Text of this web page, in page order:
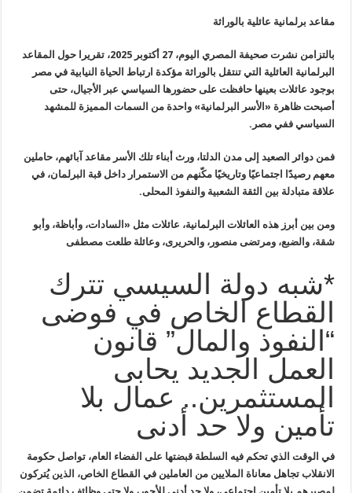
مقاعد برلمانية عائلية بالوراثة
بالتزامن
نشرت صحيفة المصري اليوم، 27 أكتوبر 2025، تقريرا حول المقاعد
البرلمانية العائلية التي تنتقل بالوراثة مؤكدة ارتباط الحياة النيابية في مصر
بوجود عائلات بعينها حافظت على حضورها السياسي عبر الأجيال، حتى
أصبحت ظاهرة « الأسر البرلمانية» واحدة من السمات المميزة للمشهد
السياسي ففي مصر .
فمن دوائر
الصعيد إلى مدن الدلتا، ورث أبناء تلك الأسر مقاعد آبائهم، حاملين
معهم رصيدًا اجتماعيًا وتاريخيًا مكّنهم من الاستمرار داخل قبة البرلمان، في
علاقة متبادلة بين الثقة الشعبية والنفوذ المحلى.
ومن بين أبرز هذه العائلات البرلمانية، عائلات مثل «السادات، وأباظة، وأبو
شقة، والضبع، ومرتضى منصور، والحريرى، وعائلة طلعت مصطفى
*شبه دولة السيسي تترك
القطاع الخاص في فوضى
“النفوذ والمال” قانون
العمل الجديد يحابى
المستثمرين.. عمال بلا
تأمين ولا حد أدنى
في الوقت الذي تحكم فيه السلطة قبضتها على الفضاء العام، تواصل حكومة
الانقلاب تجاهل معاناة الملايين من العاملين في القطاع الخاص، الذين يُتركون